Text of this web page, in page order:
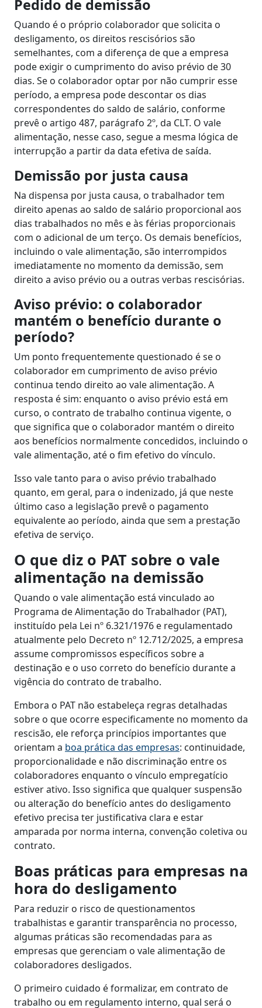
Pedido de demissão
Quando é o próprio colaborador que solicita o
desligamento, os direitos rescisórios são
semelhantes, com a diferença de que a empresa
pode exigir o cumprimento do aviso prévio de 30
dias. Se o colaborador optar por não cumprir esse
período, a empresa pode descontar os dias
correspondentes do saldo de salário, conforme
prevê o artigo 487, parágrafo 2º, da CLT. O vale
alimentação, nesse caso, segue a mesma lógica de
interrupção a partir da data efetiva de saída.
Demissão por justa causa
Na dispensa por justa causa, o trabalhador tem
direito apenas ao saldo de salário proporcional aos
dias trabalhados no mês e às férias proporcionais
com o adicional de um terço. Os demais benefícios,
incluindo o vale alimentação, são interrompidos
imediatamente no momento da demissão, sem
direito a aviso prévio ou a outras verbas rescisórias.
Aviso prévio: o colaborador
mantém o benefício durante o
período?
Um ponto frequentemente questionado é se o
colaborador em cumprimento de aviso prévio
continua tendo direito ao vale alimentação. A
resposta é sim: enquanto o aviso prévio está em
curso, o contrato de trabalho continua vigente, o
que significa que o colaborador mantém o direito
aos benefícios normalmente concedidos, incluindo o
vale alimentação, até o fim efetivo do vínculo.
Isso vale tanto para o aviso prévio trabalhado
quanto, em geral, para o indenizado, já que neste
último caso a legislação prevê o pagamento
equivalente ao período, ainda que sem a prestação
efetiva de serviço.
O que diz o PAT sobre o vale
alimentação na demissão
Quando o vale alimentação está vinculado ao
Programa de Alimentação do Trabalhador (PAT),
instituído pela Lei nº 6.321/1976 e regulamentado
atualmente pelo Decreto nº 12.712/2025, a empresa
assume compromissos específicos sobre a
destinação e o uso correto do benefício durante a
vigência do contrato de trabalho.
Embora o PAT não estabeleça regras detalhadas
sobre o que ocorre especificamente no momento da
rescisão, ele reforça princípios importantes que
orientam a boa prática das empresas: continuidade,
proporcionalidade e não discriminação entre os
colaboradores enquanto o vínculo empregatício
estiver ativo. Isso significa que qualquer suspensão
ou alteração do benefício antes do desligamento
efetivo precisa ter justificativa clara e estar
amparada por norma interna, convenção coletiva ou
contrato.
Boas práticas para empresas na
hora do desligamento
Para reduzir o risco de questionamentos
trabalhistas e garantir transparência no processo,
algumas práticas são recomendadas para as
empresas que gerenciam o vale alimentação de
colaboradores desligados.
O primeiro cuidado é formalizar, em contrato de
trabalho ou em regulamento interno, qual será o